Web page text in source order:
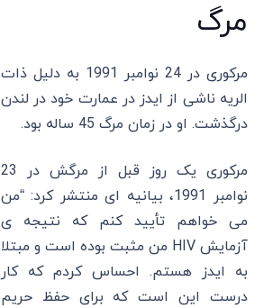
مرگ
مرکوری در 24 نوامبر 1991 به دلیل ذات
الریه ناشی از ایدز در عمارت خود در لندن
درگذشت. او در زمان مرگ 45 ساله بود.
مرکوری یک روز قبل از مرگش در 23
نوامبر 1991، بیانیه ای منتشر کرد: “من
می خواهم تأیید کنم که نتیجه ی
آزمایش HIV من مثبت بوده است و مبتلا
به ایدز هستم. احساس کردم که کار
درست این است که برای حفظ حریم